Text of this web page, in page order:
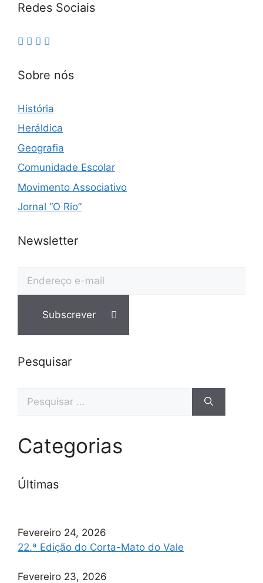
Redes Sociais
Sobre nós
História
Heráldica
Geografia
Comunidade Escolar
Movimento Associativo
Jornal “O Rio”
Newsletter
Pesquisar
Categorias
Últimas
Fevereiro 24, 2026
22.ª Edição do Corta-Mato do Vale
Fevereiro 23, 2026